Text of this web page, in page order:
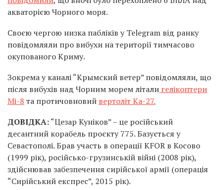
акваторією Чорного моря.
Своєю чергою низка пабліків у Telegram від ранку
повідомляли про вибухи на території тимчасово
окупованого Криму.
Зокрема у каналі “Крымский ветер” повідомляли, що
після вибухів над Чорним морем літали гелікоптери
Мі-8 та протичовновий вертоліт Ка-27.
ДОВІДКА:“Цезар Куніков” – це російський
десантний корабель проєкту 775. Базується у
Севастополі. Брав участь в операції KFOR в Косово
(1999 рік), російсько-грузинській війні (2008 рік),
здійснював забезпечення сирійської армії (операція
“Сирійський експрес”, 2015 рік).